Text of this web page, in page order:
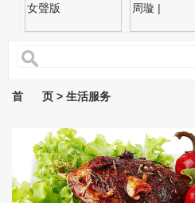
女聲版
周璇 |
首 页 > 生活服务